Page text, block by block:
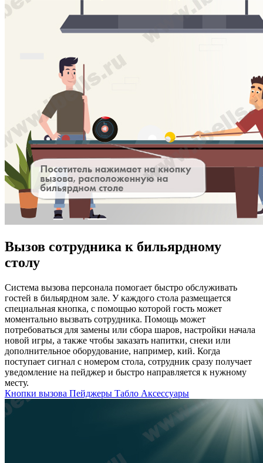
Вызов сотрудника к бильярдному
столу
Система вызова персонала помогает быстро обслуживать
гостей в бильярдном зале. У каждого стола размещается
специальная кнопка, с помощью которой гость может
моментально вызвать сотрудника. Помощь может
потребоваться для замены или сбора шаров, настройки начала
новой игры, а также чтобы заказать напитки, снеки или
дополнительное оборудование, например, кий. Когда
поступает сигнал с номером стола, сотрудник сразу получает
уведомление на пейджер и быстро направляется к нужному
месту.
Кнопки вызова Пейджеры Табло Аксессуары